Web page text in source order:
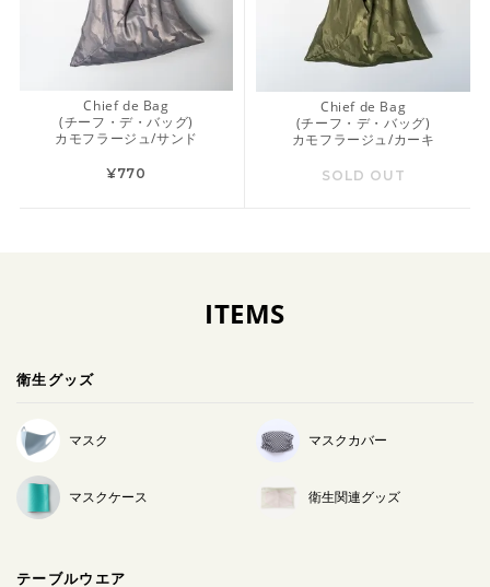
Chief de Bag
(チーフ・デ・バッグ)
カモフラージュ/サンド
¥770
Chief de Bag
(チーフ・デ・バッグ)
カモフラージュ/カーキ
SOLD OUT
ITEMS
衛生グッズ
マスク マスクカバー
マスクケース 衛生関連グッズ
テーブルウエア